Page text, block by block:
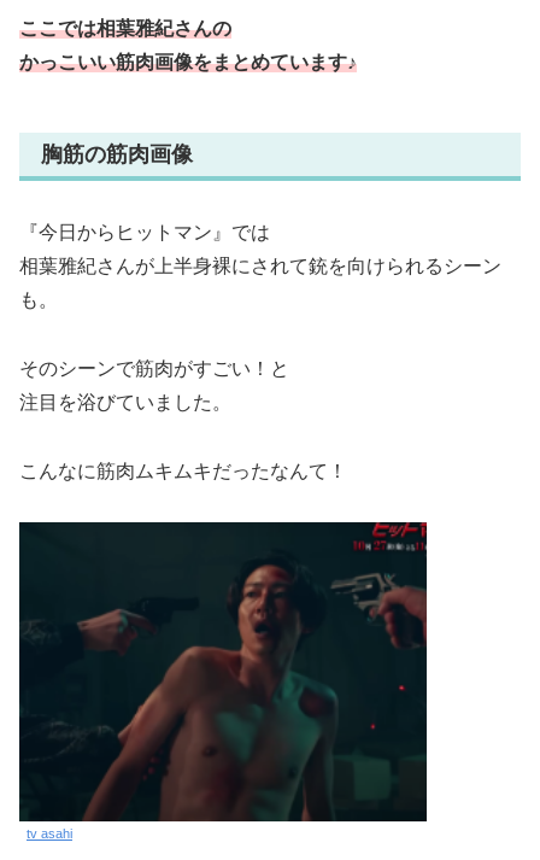
ここでは相葉雅紀さんの
かっこいい筋肉画像をまとめています♪
胸筋の筋肉画像
『今日からヒットマン』では
相葉雅紀さんが上半身裸にされて銃を向けられるシーン
も。
そのシーンで筋肉がすごい！と
注目を浴びていました。
こんなに筋肉ムキムキだったなんて！
tv asahi